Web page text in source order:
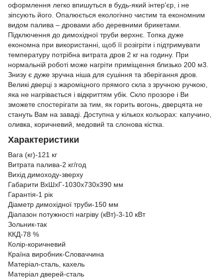
оформлення легко впишуться в будь-який інтер'єр, і не
зіпсують його. Опалюється екологічно чистим та економним
видом палива – дровами або деревними брикетами.
Підключення до димохідної труби верхнє. Топка дуже
економна при використанні, щоб її розігріти і підтримувати
температуру потрібна витрата дров 2 кг на годину. При
нормальній роботі може нагріти приміщення близько 200 м3.
Знизу є дуже зручна ніша для сушіння та зберігання дров.
Великі дверці з жароміцного прямого скла з зручною ручкою,
яка не нагрівається і відкриттям убік. Скло прозоре і Ви
зможете спостерігати за тим, як горить вогонь, дверцята не
стануть Вам на заваді. Доступна у кількох кольорах: капучино,
оливка, коричневий, медовий та слонова кістка.
Характеристики
Вага (кг)-121 кг
Витрата палива-2 кг/год
Вихід димоходу-зверху
Габарити ВxШxГ-1030x730x390 мм
Гарантія-1 рік
Діаметр димохідної труби-150 мм
Діапазон потужності нагріву (кВт)-3-10 кВт
Зольник-так
ККД-78 %
Колір-коричневий
Країна виробник-Словаччина
Матеріал-сталь, кахель
Матеріал дверей-сталь